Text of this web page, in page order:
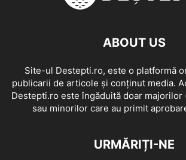
ABOUT US
Site-ul Destepti.ro, este o platformă
publicarii de articole și conținut media.
Destepti.ro este îngăduită doar majorilor
sau minorilor care au primit
URMĂRIȚI-NE